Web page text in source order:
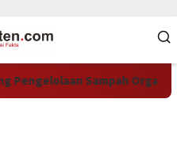
Sampah Organik